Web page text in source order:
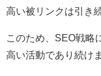
高い被リンクは引き
このため、SEO戦略
高い活動であり続け